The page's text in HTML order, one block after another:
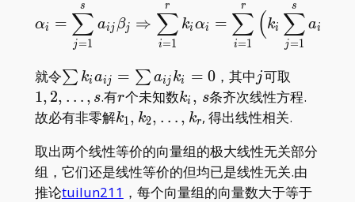
αi =
j=1
∑
s
aij βj ⇒
i=1
∑
r
ki αi =
i=1
∑
r
(ki
j=1
∑
s
ai
就令\sum k_i
a_{ij}=\sum
a_{ij}k_i=0
∑ ki aij = ∑ aij ki = 0 ，其中j
j可取
1, 2, … , s.有r
r个未知数k_i,\,
ki , s条齐次线性方程.
故必有非零解k_1,k_2,\dots,k_r
k1, k2, … , kr, 得出线性相关.
取出两个线性等价的向量组的极大线性无关部分
组，它们还是线性等价的但均已是线性无关.由
推论tuilun211 ，每个向量组的向量数大于等于